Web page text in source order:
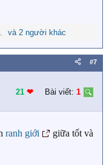
và 2 người khác
#7
21 ❤︎ Bài viết: 1
ranh giới
giữa tốt và